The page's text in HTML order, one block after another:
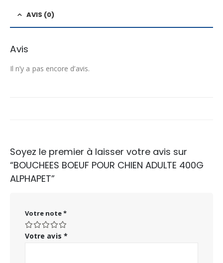
AVIS (0)
Avis
Il n’y a pas encore d’avis.
Soyez le premier à laisser votre avis sur
“BOUCHEES BOEUF POUR CHIEN ADULTE 400G
ALPHAPET”
Votre note*
Votre avis *